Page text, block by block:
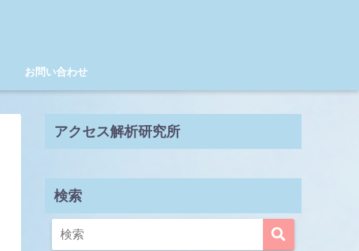
お問い合わせ
アクセス解析研究所
検索